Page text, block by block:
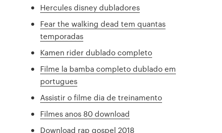
Hercules disney dubladores
Fear the walking dead tem quantas
temporadas
Kamen rider dublado completo
Filme la bamba completo dublado em
portugues
Assistir o filme dia de treinamento
Filmes anos 80 download
Download rap gospel 2018